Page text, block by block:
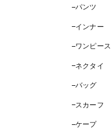
パンツ
インナー
ワンピース
ネクタイ
バッグ
スカーフ
ケープ